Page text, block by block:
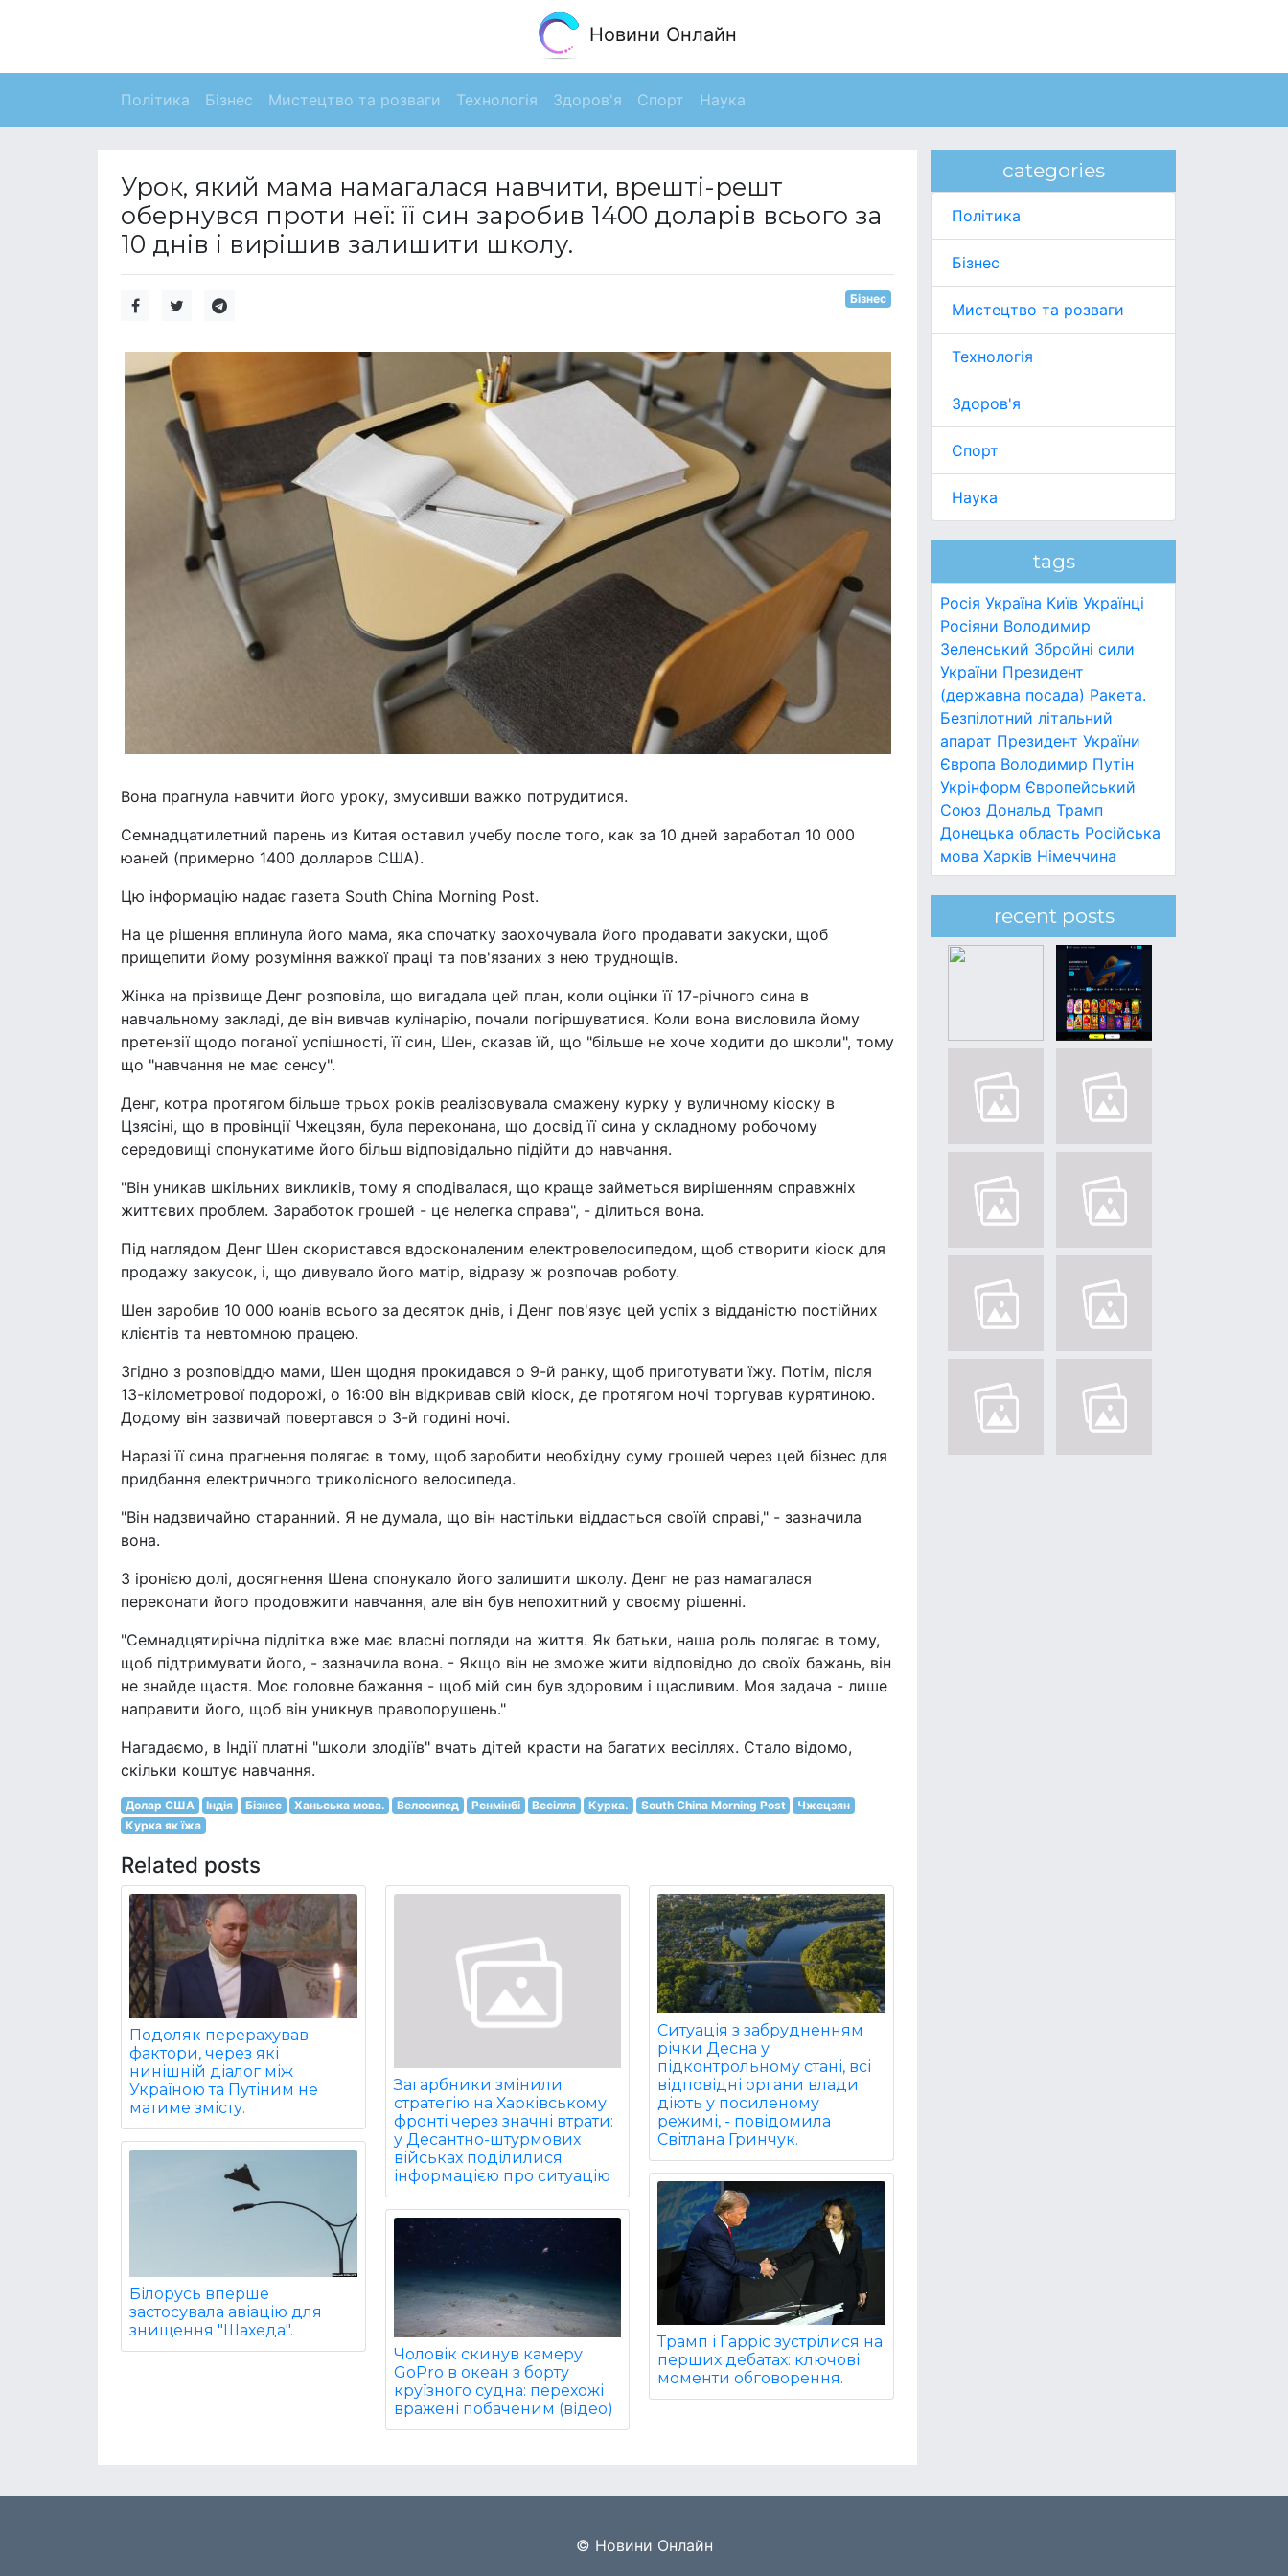
Новини Онлайн
Політика Бізнес Мистецтво та розваги Технологія Здоров'я Спорт Наука
Урок, який мама намагалася навчити, врешті-решт
обернувся проти неї: її син заробив 1400 доларів всього за
10 днів і вирішив залишити школу.
Бізнес
Вона прагнула навчити його уроку, змусивши важко потрудитися.
Семнадцатилетний парень из Китая оставил учебу после того, как за 10 дней заработал 10 000
юаней (примерно 1400 долларов США).
Цю інформацію надає газета South China Morning Post.
На це рішення вплинула його мама, яка спочатку заохочувала його продавати закуски, щоб
прищепити йому розуміння важкої праці та пов'язаних з нею труднощів.
Жінка на прізвище Денг розповіла, що вигадала цей план, коли оцінки її 17-річного сина в
навчальному закладі, де він вивчав кулінарію, почали погіршуватися. Коли вона висловила йому
претензії щодо поганої успішності, її син, Шен, сказав їй, що "більше не хоче ходити до школи", тому
що "навчання не має сенсу".
Денг, котра протягом більше трьох років реалізовувала смажену курку у вуличному кіоску в
Цзясіні, що в провінції Чжецзян, була переконана, що досвід її сина у складному робочому
середовищі спонукатиме його більш відповідально підійти до навчання.
"Він уникав шкільних викликів, тому я сподівалася, що краще займеться вирішенням справжніх
життєвих проблем. Заработок грошей - це нелегка справа", - ділиться вона.
Під наглядом Денг Шен скористався вдосконаленим електровелосипедом, щоб створити кіоск для
продажу закусок, і, що дивувало його матір, відразу ж розпочав роботу.
Шен заробив 10 000 юанів всього за десяток днів, і Денг пов'язує цей успіх з відданістю постійних
клієнтів та невтомною працею.
Згідно з розповіддю мами, Шен щодня прокидався о 9-й ранку, щоб приготувати їжу. Потім, після
13-кілометрової подорожі, о 16:00 він відкривав свій кіоск, де протягом ночі торгував курятиною.
Додому він зазвичай повертався о 3-й годині ночі.
Наразі її сина прагнення полягає в тому, щоб заробити необхідну суму грошей через цей бізнес для
придбання електричного триколісного велосипеда.
"Він надзвичайно старанний. Я не думала, що він настільки віддасться своїй справі," - зазначила
вона.
З іронією долі, досягнення Шена спонукало його залишити школу. Денг не раз намагалася
переконати його продовжити навчання, але він був непохитний у своєму рішенні.
"Семнадцятирічна підлітка вже має власні погляди на життя. Як батьки, наша роль полягає в тому,
щоб підтримувати його, - зазначила вона. - Якщо він не зможе жити відповідно до своїх бажань, він
не знайде щастя. Моє головне бажання - щоб мій син був здоровим і щасливим. Моя задача - лише
направити його, щоб він уникнув правопорушень."
Нагадаємо, в Індії платні "школи злодіїв" вчать дітей красти на багатих весіллях. Стало відомо,
скільки коштує навчання.
Долар США Індія Бізнес Ханьська мова. Велосипед Ренмінбі Весілля Курка. South China Morning Post
Чжецзян
Курка як їжа
Related posts
Подоляк перерахував
фактори, через які
нинішній діалог між
Україною та Путіним не
матиме змісту.
Білорусь вперше
застосувала авіацію для
знищення "Шахеда".
Загарбники змінили
стратегію на Харківському
фронті через значні втрати:
у Десантно-штурмових
військах поділилися
інформацією про ситуацію
Чоловік скинув камеру
GoPro в океан з борту
круїзного судна: перехожі
вражені побаченим (відео)
Ситуація з забрудненням
річки Десна у
підконтрольному стані, всі
відповідні органи влади
діють у посиленому
режимі, - повідомила
Світлана Гринчук.
Трамп і Гарріс зустрілися на
перших дебатах: ключові
моменти обговорення.
categories
Політика
Бізнес
Мистецтво та розваги
Технологія
Здоров'я
Спорт
Наука
tags
Росія Україна Київ Українці
Росіяни Володимир
Зеленський Збройні сили
України Президент
(державна посада) Ракета.
Безпілотний літальний
апарат Президент України
Європа Володимир Путін
Укрінформ Європейський
Союз Дональд Трамп
Донецька область Російська
мова Харків Німеччина
recent posts
© Новини Онлайн